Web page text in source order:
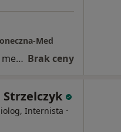
Med
Konsultacja lekarza rehabilitacji medycznej Brak ceny
Internista ·